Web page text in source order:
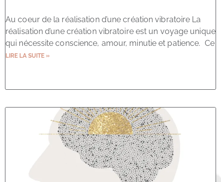
Au coeur de la réalisation d’une création vibratoire La
réalisation d’une création vibratoire est un voyage unique
qui nécessite conscience, amour, minutie et patience. Ce
LIRE LA SUITE »